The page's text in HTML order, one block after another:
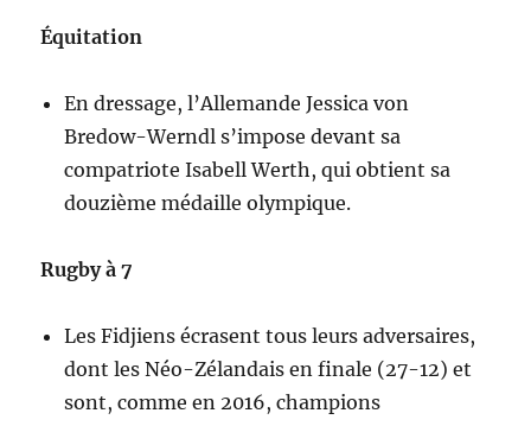
Équitation
En dressage, l’Allemande Jessica von
Bredow-Werndl s’impose devant sa
compatriote Isabell Werth, qui obtient sa
douzième médaille olympique.
Rugby à 7
Les Fidjiens écrasent tous leurs adversaires,
dont les Néo-Zélandais en finale (27-12) et
sont, comme en 2016, champions